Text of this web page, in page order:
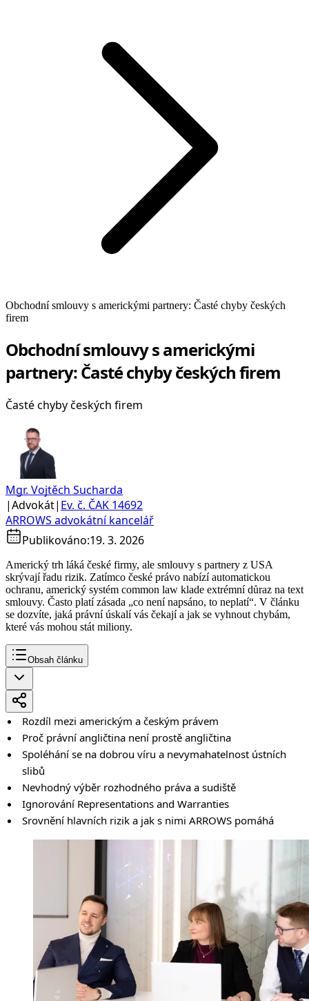
Obchodní smlouvy s americkými partnery: Časté chyby českých
firem
Obchodní smlouvy s americkými
partnery: Časté chyby českých firem
Časté chyby českých firem
Mgr. Vojtěch Sucharda
|Advokát| Ev. č. ČAK 14692
ARROWS advokátní kancelář
Publikováno:19. 3. 2026
Americký trh láká české firmy, ale smlouvy s partnery z USA
skrývají řadu rizik. Zatímco české právo nabízí automatickou
ochranu, americký systém common law klade extrémní důraz na text
smlouvy. Často platí zásada „co není napsáno, to neplatí“. V článku
se dozvíte, jaká právní úskalí vás čekají a jak se vyhnout chybám,
které vás mohou stát miliony.
Obsah článku
Rozdíl mezi americkým a českým právem
Proč právní angličtina není prostě angličtina
Spoléhání se na dobrou víru a nevymahatelnost ústních
slibů
Nevhodný výběr rozhodného práva a sudiště
Ignorování Representations and Warranties
Srovnění hlavních rizik a jak s nimi ARROWS pomáhá